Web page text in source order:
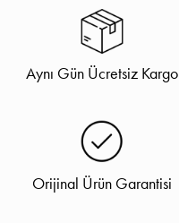
Aynı Gün Ücretsiz Kargo
Orijinal Ürün Garantisi